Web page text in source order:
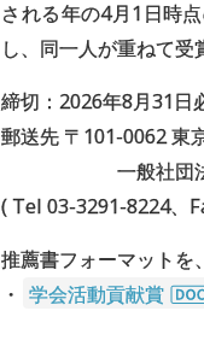
される年の4月1日時
し、同一人が重ねて受
締切：2026年8⽉31⽇
郵送先 〒101-0062 東
一般社団法人
( Tel 03-3291-8224、
推薦書フォーマットを
・ 学会活動貢献賞